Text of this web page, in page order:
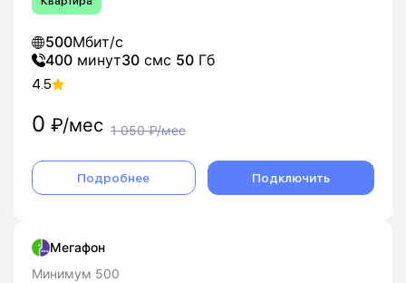
500Мбит/с
400 минут30 смс 50 Гб
4.5
0 ₽/мес 1 050₽/мес
Подробнее Подключить
Мегафон
Минимум 500